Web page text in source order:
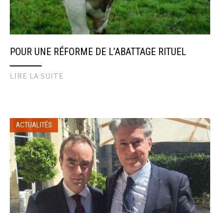
POUR UNE RÉFORME DE L’ABATTAGE RITUEL
LIRE LA SUITE
ACTUALITÉS